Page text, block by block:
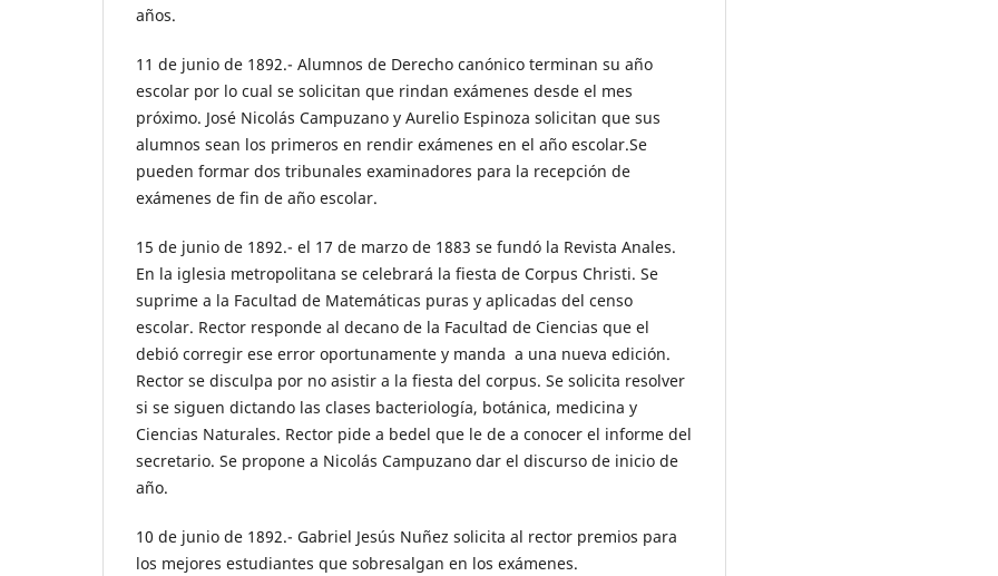
años.
11 de junio de 1892.- Alumnos de Derecho canónico terminan su año
escolar por lo cual se solicitan que rindan exámenes desde el mes
próximo. José Nicolás Campuzano y Aurelio Espinoza solicitan que sus
alumnos sean los primeros en rendir exámenes en el año escolar.Se
pueden formar dos tribunales examinadores para la recepción de
exámenes de fin de año escolar.
15 de junio de 1892.- el 17 de marzo de 1883 se fundó la Revista Anales.
En la iglesia metropolitana se celebrará la fiesta de Corpus Christi. Se
suprime a la Facultad de Matemáticas puras y aplicadas del censo
escolar. Rector responde al decano de la Facultad de Ciencias que el
debió corregir ese error oportunamente y manda a una nueva edición.
Rector se disculpa por no asistir a la fiesta del corpus. Se solicita resolver
si se siguen dictando las clases bacteriología, botánica, medicina y
Ciencias Naturales. Rector pide a bedel que le de a conocer el informe del
secretario. Se propone a Nicolás Campuzano dar el discurso de inicio de
año.
10 de junio de 1892.- Gabriel Jesús Nuñez solicita al rector premios para
los mejores estudiantes que sobresalgan en los exámenes.